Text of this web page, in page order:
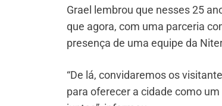
Grael lembrou que nesses 25
que agora, com uma parceria
presença de uma equipe da
“De lá, convidaremos os
para oferecer a cidade como